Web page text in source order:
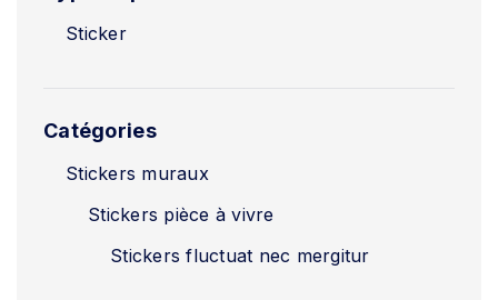
Sticker
Catégories
Stickers muraux
Stickers pièce à vivre
Stickers fluctuat nec mergitur